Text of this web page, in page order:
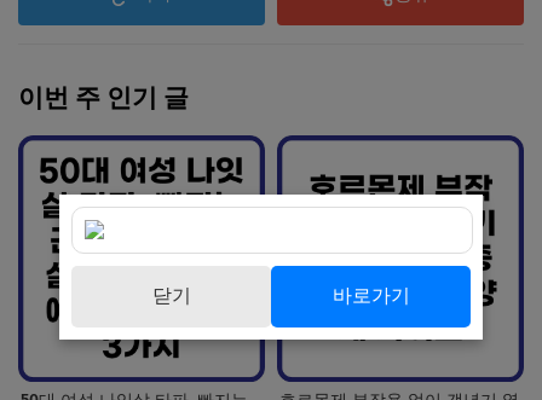
이번 주 인기 글
닫기 바로가기